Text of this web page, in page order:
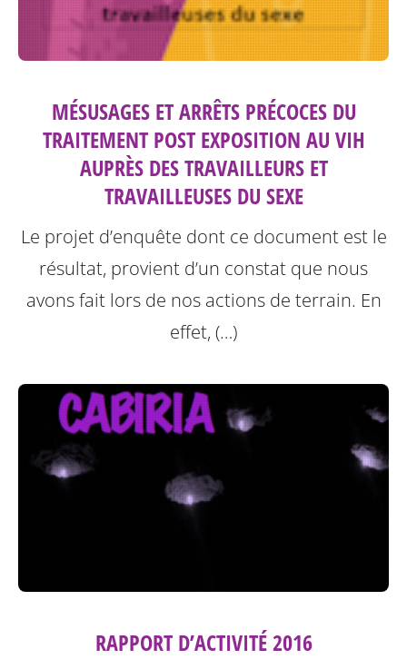
MÉSUSAGES ET ARRÊTS PRÉCOCES DU
TRAITEMENT POST EXPOSITION AU VIH
AUPRÈS DES TRAVAILLEURS ET
TRAVAILLEUSES DU SEXE
Le projet d’enquête dont ce document est le
résultat, provient d’un constat que nous
avons fait lors de nos actions de terrain. En
effet, (…)
RAPPORT D’ACTIVITÉ 2016